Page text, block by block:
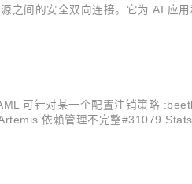
间的安全双向连接。它为 AI 应
可针对某一个配置注销策略
依赖管理不完整#31079